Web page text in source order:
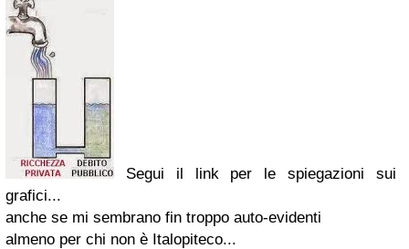
Segui il link per le spiegazioni sui
grafici...
anche se mi sembrano fin troppo auto-evidenti
almeno per chi non è Italopiteco...